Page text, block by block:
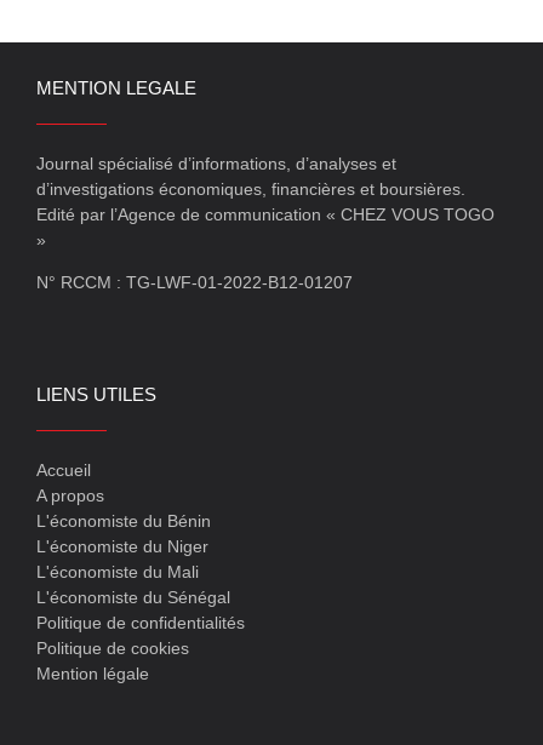
MENTION LEGALE
Journal spécialisé d’informations, d’analyses et
d’investigations économiques, financières et boursières.
Edité par l’Agence de communication « CHEZ VOUS TOGO
»
N° RCCM : TG-LWF-01-2022-B12-01207
LIENS UTILES
Accueil
A propos
L'économiste du Bénin
L'économiste du Niger
L'économiste du Mali
L'économiste du Sénégal
Politique de confidentialités
Politique de cookies
Mention légale